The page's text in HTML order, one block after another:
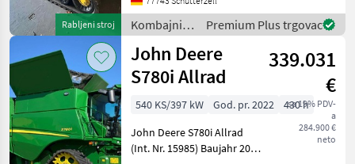
Rabljeni stroj
402kW / 547 PS Premium
Kabine Hangl
Kombajni /
John Deere
Premium Plus trgovac
John Deere
S780i Allrad
339.031
€
sa 19% PDV-
a
284.900 €
neto
540 KS/397 kW God. pr. 2022
430 h
John Deere S780i Allrad
(Int. Nr. 15985) Baujahr 2022